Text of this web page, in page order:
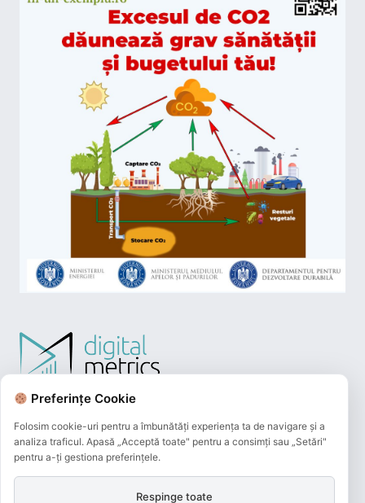
Preferințe Cookie
Folosim cookie-uri pentru a îmbunătăți experiența ta de navigare și a
analiza traficul. Apasă „Acceptă toate" pentru a consimți sau „Setări"
pentru a-ți gestiona preferințele.
Respinge toate